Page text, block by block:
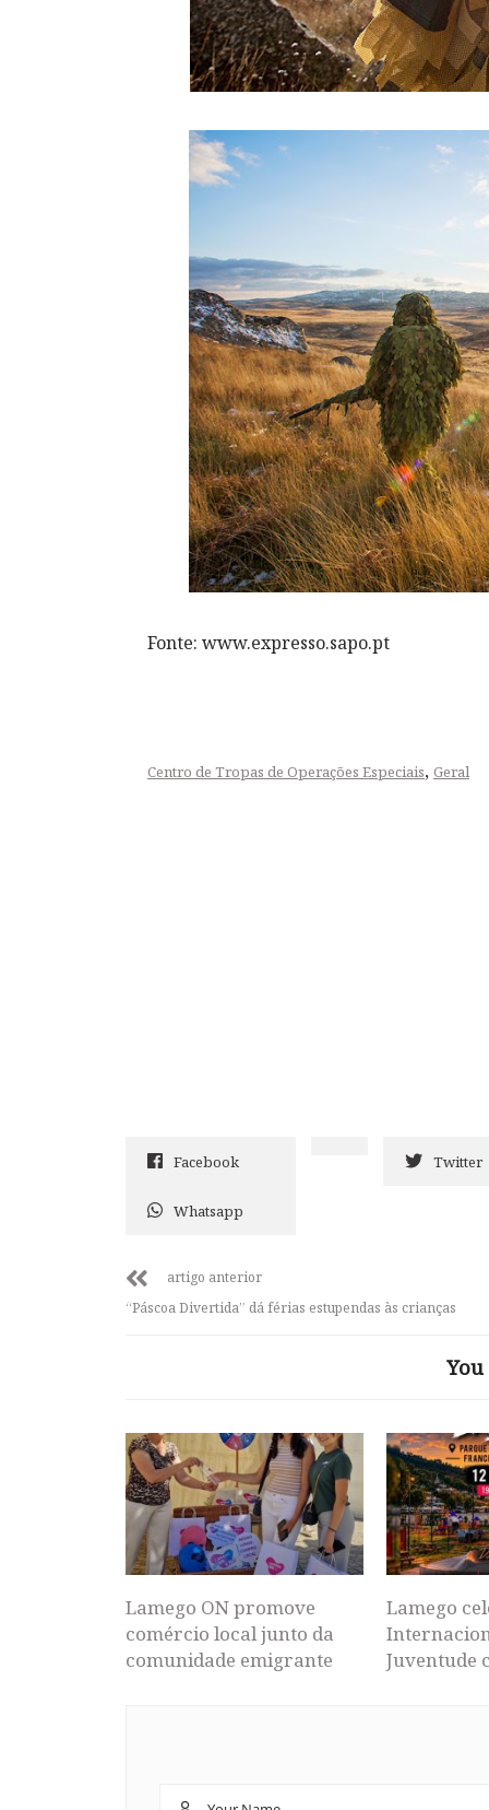
Fonte: www.expresso.sapo.pt
Centro de Tropas de Operações Especiais, Geral
Facebook Twitter
Whatsapp
artigo anterior
“Páscoa Divertida” dá férias estupendas às crianças
Lamego ON promove
comércio local junto da
comunidade emigrante
Lamego
Juventude